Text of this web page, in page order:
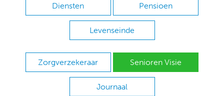
Diensten Pensioen
Levenseinde
Zorgverzekeraar Senioren Visie
Journaal